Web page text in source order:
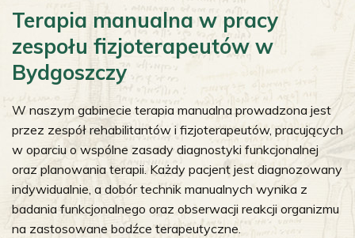
Terapia manualna w pracy
zespołu fizjoterapeutów w
Bydgoszczy
W naszym gabinecie terapia manualna prowadzona jest
przez zespół rehabilitantów i fizjoterapeutów, pracujących
w oparciu o wspólne zasady diagnostyki funkcjonalnej
oraz planowania terapii. Każdy pacjent jest diagnozowany
indywidualnie, a dobór technik manualnych wynika z
badania funkcjonalnego oraz obserwacji reakcji organizmu
na zastosowane bodźce terapeutyczne.